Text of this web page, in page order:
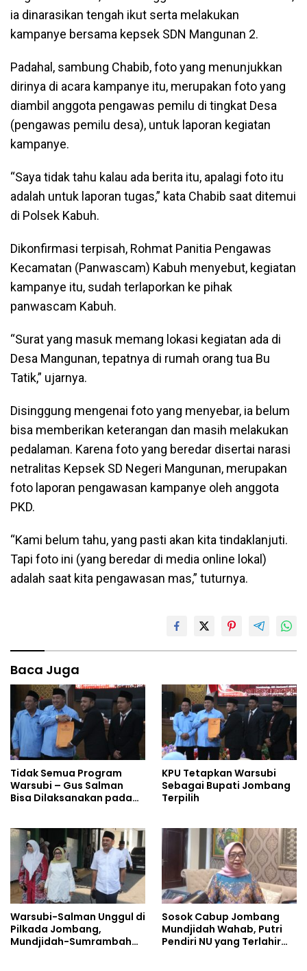
ia dinarasikan tengah ikut serta melakukan
kampanye bersama kepsek SDN Mangunan 2.
Padahal, sambung Chabib, foto yang menunjukkan
dirinya di acara kampanye itu, merupakan foto yang
diambil anggota pengawas pemilu di tingkat Desa
(pengawas pemilu desa), untuk laporan kegiatan
kampanye.
“Saya tidak tahu kalau ada berita itu, apalagi foto itu
adalah untuk laporan tugas,” kata Chabib saat ditemui
di Polsek Kabuh.
Dikonfirmasi terpisah, Rohmat Panitia Pengawas
Kecamatan (Panwascam) Kabuh menyebut, kegiatan
kampanye itu, sudah terlaporkan ke pihak
panwascam Kabuh.
“Surat yang masuk memang lokasi kegiatan ada di
Desa Mangunan, tepatnya di rumah orang tua Bu
Tatik,” ujarnya.
Disinggung mengenai foto yang menyebar, ia belum
bisa memberikan keterangan dan masih melakukan
pedalaman. Karena foto yang beredar disertai narasi
netralitas Kepsek SD Negeri Mangunan, merupakan
foto laporan pengawasan kampanye oleh anggota
PKD.
“Kami belum tahu, yang pasti akan kita tindaklanjuti.
Tapi foto ini (yang beredar di media online lokal)
adalah saat kita pengawasan mas,” tuturnya.
Baca Juga
Tidak Semua Program
Warsubi – Gus Salman
Bisa Dilaksanakan pada
KPU Tetapkan Warsubi
Sebagai Bupati Jombang
Terpilih
Warsubi-Salman Unggul di
Pilkada Jombang,
Mundjidah-Sumrambah
Sosok Cabup Jombang
Mundjidah Wahab, Putri
Pendiri NU yang Terlahir